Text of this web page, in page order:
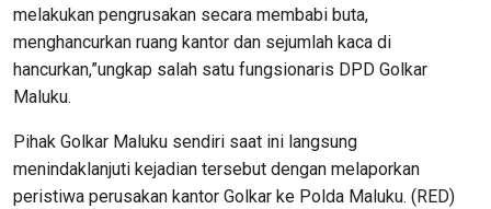
melakukan pengrusakan secara membabi buta,
menghancurkan ruang kantor dan sejumlah kaca di
hancurkan,”ungkap salah satu fungsionaris DPD Golkar
Maluku.
Pihak Golkar Maluku sendiri saat ini langsung
menindaklanjuti kejadian tersebut dengan melaporkan
peristiwa perusakan kantor Golkar ke Polda Maluku. (RED)